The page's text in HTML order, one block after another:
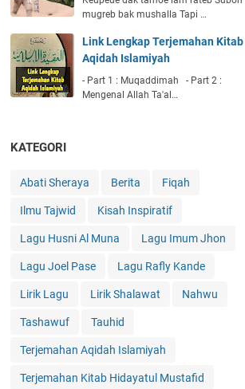
mugreb bak mushalla Tapi …
Link Lengkap Terjemahan Kitab
Aqidah Islamiyah
- Part 1 : Muqaddimah - Part 2 :
Mengenal Allah Ta'al…
KATEGORI
Abati Sheraya Berita Fiqah
Ilmu Tajwid Kisah Inspiratif
Lagu Husni Al Muna Lagu Imum Jhon
Lagu Joel Pase Lagu Rafly Kande
Lirik Lagu Lirik Shalawat Nahwu
Tashawuf Tauhid
Terjemahan Aqidah Islamiyah
Terjemahan Kitab Hidayatul Mustafid